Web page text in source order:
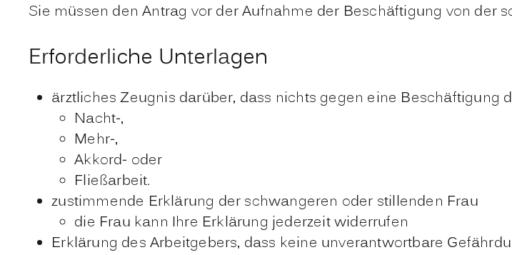
Sie müssen den Antrag vor der Aufnahme der Beschäftigung von der
Erforderliche Unterlagen
ärztliches Zeugnis darüber, dass nichts gegen eine Beschäftigung
Nacht-,
Mehr-,
Akkord- oder
Fließarbeit.
zustimmende Erklärung der schwangeren oder stillenden Frau
die Frau kann Ihre Erklärung jederzeit widerrufen
Erklärung des Arbeitgebers, dass keine unverantwortbare